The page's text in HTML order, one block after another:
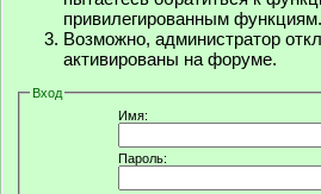
привилегированным функциям.
Возможно, администратор
активированы на форуме.
Вход
Имя:
Пароль: